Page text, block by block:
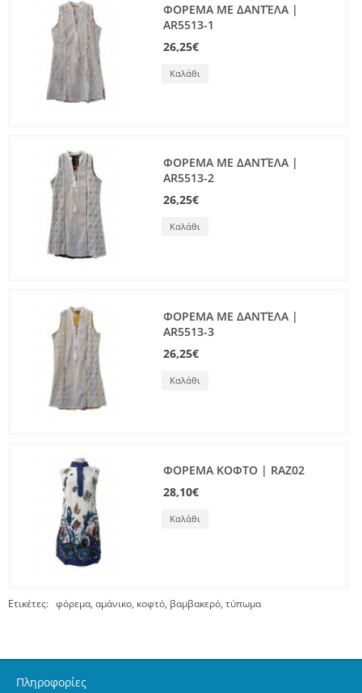
ΦΟΡΕΜΑ ΜΕ ΔΑΝΤΈΛΑ |
AR5513-1
26,25€
Καλάθι
ΦΟΡΕΜΑ ΜΕ ΔΑΝΤΈΛΑ |
AR5513-2
26,25€
Καλάθι
ΦΟΡΕΜΑ ΜΕ ΔΑΝΤΈΛΑ |
AR5513-3
26,25€
Καλάθι
ΦΟΡΕΜΑ ΚΟΦΤΟ | RAZ02
28,10€
Καλάθι
Ετικέτες: φόρεμα, αμάνικο, κοφτό, βαμβακερό, τύπωμα
Πληροφορίες